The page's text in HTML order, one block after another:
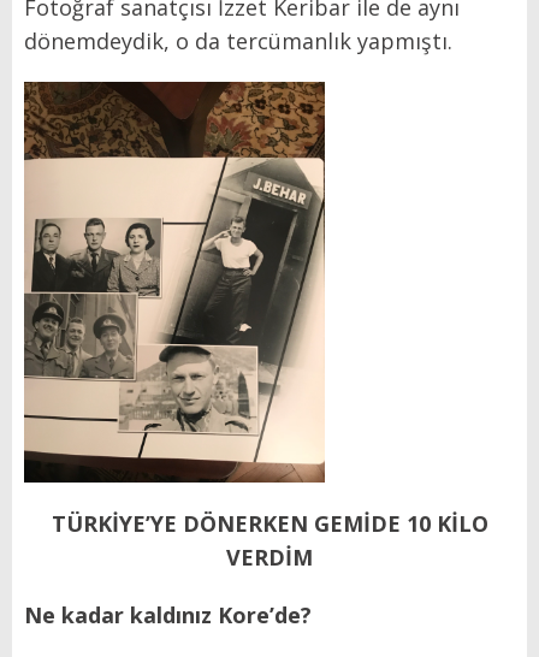
Fotoğraf sanatçısı İzzet Keribar ile de aynı
dönemdeydik, o da tercümanlık yapmıştı.
TÜRKİYE’YE DÖNERKEN GEMİDE 10 KİLO
VERDİM
Ne kadar kaldınız Kore’de?